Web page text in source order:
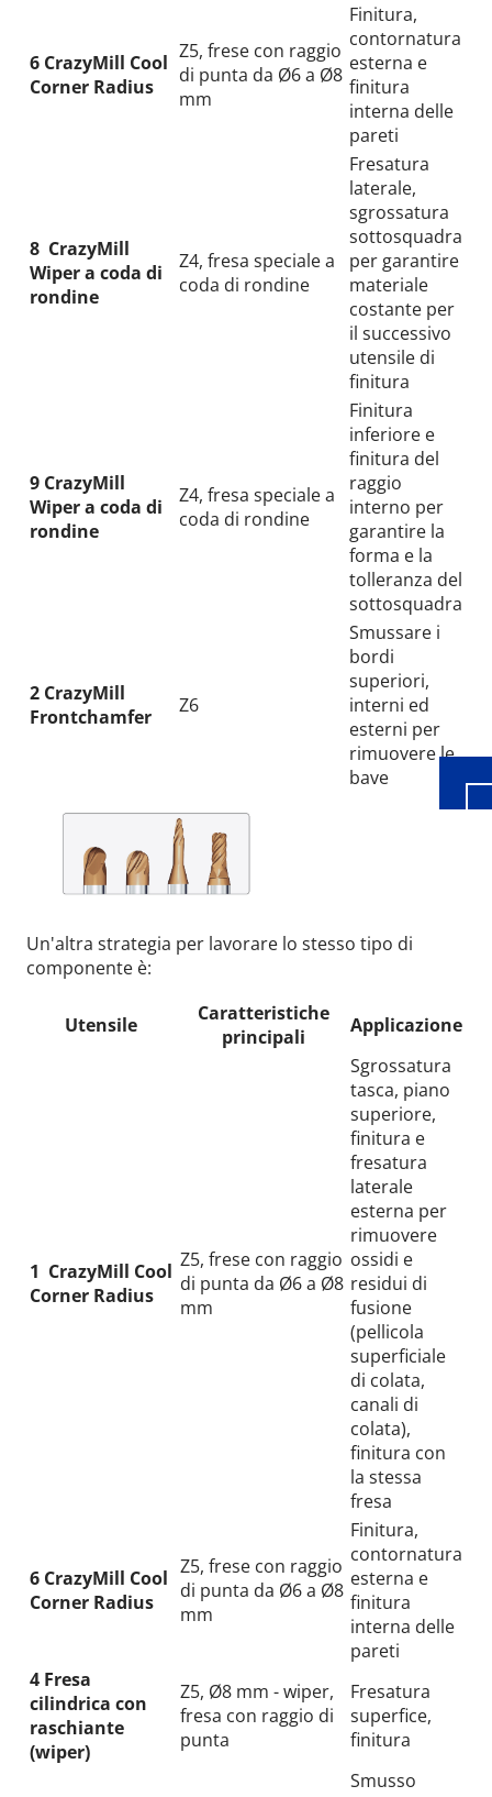
6 CrazyMill Cool
Corner Radius
Z5, frese con raggio
di punta da Ø6 a Ø8
mm
Finitura,
contornatura
esterna e
finitura
interna delle
pareti
8 CrazyMill
Wiper a coda di
rondine
Z4, fresa speciale a
coda di rondine
Fresatura
laterale,
sgrossatura
sottosquadra
per garantire
materiale
costante per
il successivo
utensile di
finitura
9 CrazyMill
Wiper a coda di
rondine
Z4, fresa speciale a
coda di rondine
Finitura
inferiore e
finitura del
raggio
interno per
garantire la
forma e la
tolleranza del
sottosquadra
2 CrazyMill
Frontchamfer
Z6
Smussare i
bordi
superiori,
interni ed
esterni per
rimuovere le
bave
Un'altra strategia per lavorare lo stesso tipo di
componente è:
Utensile
Caratteristiche
principali
Applicazione
1 CrazyMill Cool
Corner Radius
Z5, frese con raggio
di punta da Ø6 a Ø8
mm
Sgrossatura
tasca, piano
superiore,
finitura e
fresatura
laterale
esterna per
rimuovere
ossidi e
residui di
fusione
(pellicola
superficiale
di colata,
canali di
colata),
finitura con
la stessa
fresa
6 CrazyMill Cool
Corner Radius
Z5, frese con raggio
di punta da Ø6 a Ø8
mm
Finitura,
contornatura
esterna e
finitura
interna delle
pareti
4 Fresa
cilindrica con
raschiante
(wiper)
Z5, Ø8 mm - wiper,
fresa con raggio di
punta
Fresatura
superfice,
finitura
Smusso